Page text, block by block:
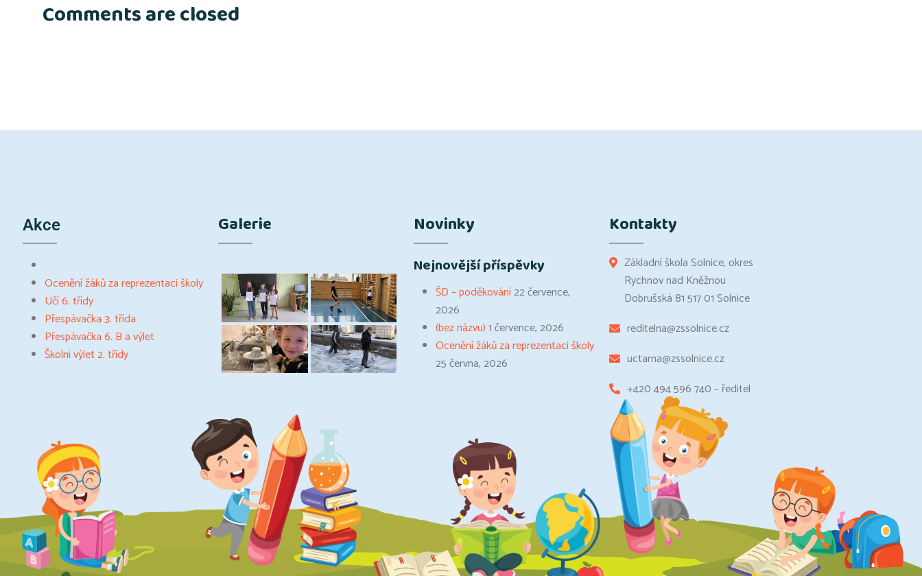
Comments are closed
Akce
Ocenění žáků za reprezentaci školy
Učí 6. třídy
Přespávačka 3. třída
Přespávačka 6. B a výlet
Školní výlet 2. třídy
Galerie Novinky
Nejnovější příspěvky
ŠD – poděkování22 července,
2026
(bez názvu)1 července, 2026
Ocenění žáků za reprezentaci školy
25 června, 2026
Kontakty
Základní škola Solnice, okres
Rychnov nad Kněžnou
Dobrušská 81 517 01 Solnice
reditelna@zssolnice.cz
uctarna@zssolnice.cz
+420 494 596 740 – ředitel